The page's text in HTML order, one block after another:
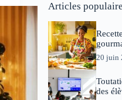
Articles
20 juin
des